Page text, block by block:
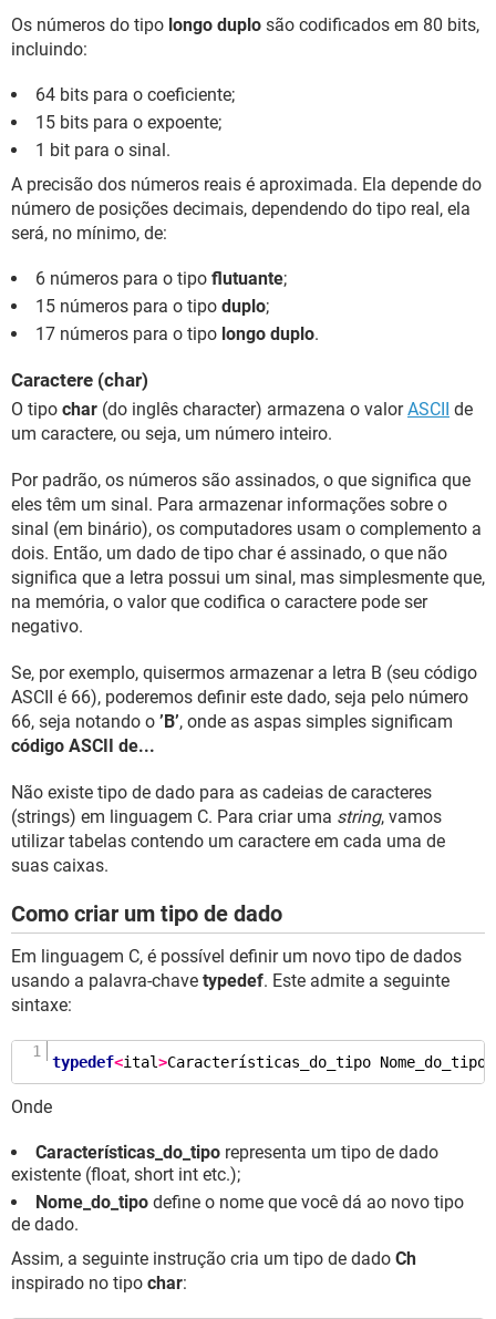
Os números do tipo longo duplo são codificados em 80 bits,
incluindo:
64 bits para o coeficiente;
15 bits para o expoente;
1 bit para o sinal.
A precisão dos números reais é aproximada. Ela depende do
número de posições decimais, dependendo do tipo real, ela
será, no mínimo, de:
6 números para o tipo flutuante;
15 números para o tipo duplo;
17 números para o tipo longo duplo.
Caractere (char)
O tipo char (do inglês character) armazena o valorASCII de
um caractere, ou seja, um número inteiro.
Por padrão, os números são assinados, o que significa que
eles têm um sinal. Para armazenar informações sobre o
sinal (em binário), os computadores usam o complemento a
dois. Então, um dado de tipo char é assinado, o que não
significa que a letra possui um sinal, mas simplesmente que,
na memória, o valor que codifica o caractere pode ser
negativo.
Se, por exemplo, quisermos armazenar a letra B (seu código
ASCII é 66), poderemos definir este dado, seja pelo número
66, seja notando o ’B’, onde as aspas simples significam
código ASCII de...
Não existe tipo de dado para as cadeias de caracteres
(strings) em linguagem C. Para criar uma string, vamos
utilizar tabelas contendo um caractere em cada uma de
suas caixas.
Como criar um tipo de dado
Em linguagem C, é possível definir um novo tipo de dados
usando a palavra-chave typedef. Este admite a seguinte
sintaxe:
typedef<ital>Características_do_tipo Nome_do_tipo
Onde
Características_do_tipo representa um tipo de dado
existente (float, short int etc.);
Nome_do_tipo define o nome que você dá ao novo tipo
de dado.
Assim, a seguinte instrução cria um tipo de dado Ch
inspirado no tipo char: